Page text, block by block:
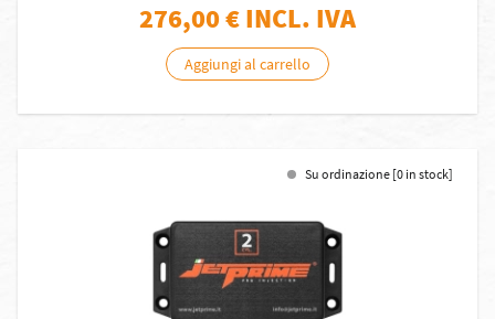
276,00€ INCL. IVA
Aggiungi al carrello
Su ordinazione [0 in stock]